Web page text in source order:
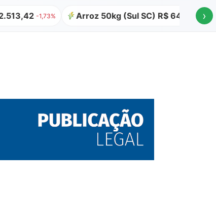
-1,73% Arroz 50kg (Sul SC) R$ 64,00 ›